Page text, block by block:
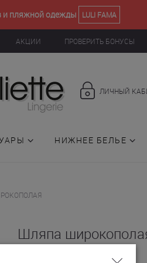
и пляжной одежды LULI FAMA
АКЦИИ ПРОВЕРИТЬ БОНУСЫ
ЛИЧНЫЙ
НИЖНЕЕ БЕЛЬЕ
Шляпа